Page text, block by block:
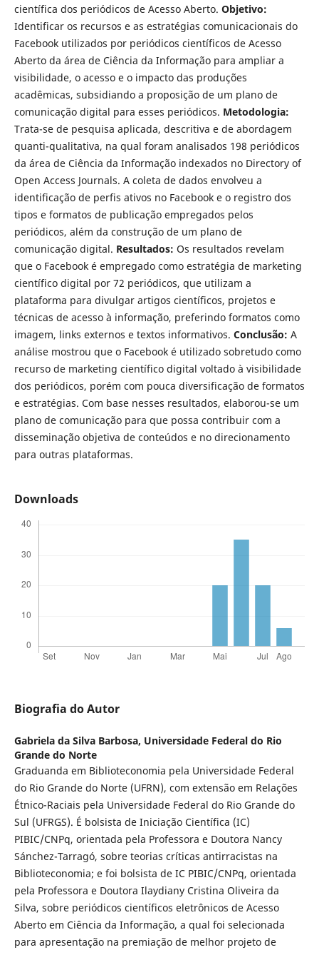
científica dos periódicos de Acesso Aberto. Objetivo:
Identificar os recursos e as estratégias comunicacionais do
Facebook utilizados por periódicos científicos de Acesso
Aberto da área de Ciência da Informação para ampliar a
visibilidade, o acesso e o impacto das produções
acadêmicas, subsidiando a proposição de um plano de
comunicação digital para esses periódicos. Metodologia:
Trata-se de pesquisa aplicada, descritiva e de abordagem
quanti-qualitativa, na qual foram analisados 198 periódicos
da área de Ciência da Informação indexados no Directory of
Open Access Journals. A coleta de dados envolveu a
identificação de perfis ativos no Facebook e o registro dos
tipos e formatos de publicação empregados pelos
periódicos, além da construção de um plano de
comunicação digital. Resultados: Os resultados revelam
que o Facebook é empregado como estratégia de marketing
científico digital por 72 periódicos, que utilizam a
plataforma para divulgar artigos científicos, projetos e
técnicas de acesso à informação, preferindo formatos como
imagem, links externos e textos informativos. Conclusão: A
análise mostrou que o Facebook é utilizado sobretudo como
recurso de marketing científico digital voltado à visibilidade
dos periódicos, porém com pouca diversificação de formatos
e estratégias. Com base nesses resultados, elaborou-se um
plano de comunicação para que possa contribuir com a
disseminação objetiva de conteúdos e no direcionamento
para outras plataformas.
Downloads
Biografia do Autor
Gabriela da Silva Barbosa, Universidade Federal do Rio
Grande do Norte
Graduanda em Biblioteconomia pela Universidade Federal
do Rio Grande do Norte (UFRN), com extensão em Relações
Étnico-Raciais pela Universidade Federal do Rio Grande do
Sul (UFRGS). É bolsista de Iniciação Científica (IC)
PIBIC/CNPq, orientada pela Professora e Doutora Nancy
Sánchez-Tarragó, sobre teorias críticas antirracistas na
Biblioteconomia; e foi bolsista de IC PIBIC/CNPq, orientada
pela Professora e Doutora Ilaydiany Cristina Oliveira da
Silva, sobre periódicos científicos eletrônicos de Acesso
Aberto em Ciência da Informação, a qual foi selecionada
para apresentação na premiação de melhor projeto de